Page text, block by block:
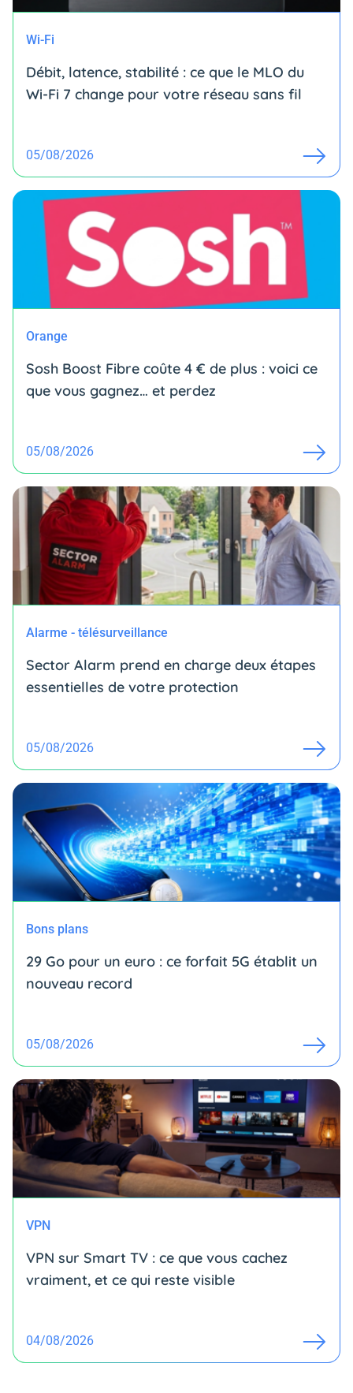
Wi-Fi
Débit, latence, stabilité : ce que le MLO du
Wi-Fi 7 change pour votre réseau sans fil
05/08/2026
Orange
Sosh Boost Fibre coûte 4 € de plus : voici ce
que vous gagnez… et perdez
05/08/2026
Alarme - télésurveillance
Sector Alarm prend en charge deux étapes
essentielles de votre protection
05/08/2026
Bons plans
29 Go pour un euro : ce forfait 5G établit un
nouveau record
05/08/2026
VPN
VPN sur Smart TV : ce que vous cachez
vraiment, et ce qui reste visible
04/08/2026